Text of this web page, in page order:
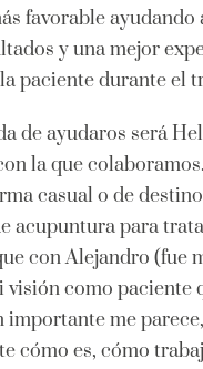
favorable ayudando
y una mejor
paciente durante el
de ayudaros será
la que
casual o de
acupuntura para
con Alejandro (fue
visión como paciente
importante me
cómo es, cómo